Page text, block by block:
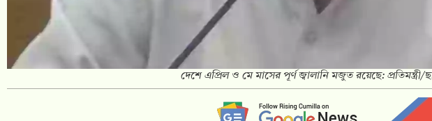
দেশে এপ্রিল ও মে মাসের পূর্ণ জ্বালানি মজুত রয়েছে: প্রতিমন্ত্রী/